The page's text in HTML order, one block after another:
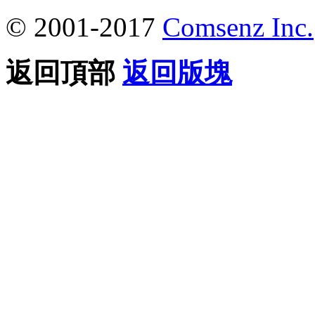
© 2001-2017 Comsenz Inc.
返回頂部 返回版塊